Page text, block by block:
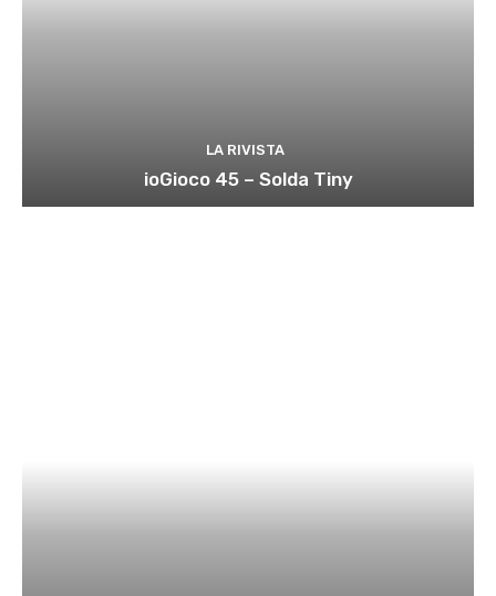
LA RIVISTA
ioGioco 45 – Solda Tiny